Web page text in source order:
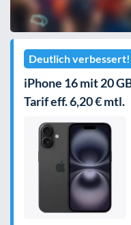
Deutlich verbessert!
iPhone 16 mit 20
Tarif eff. 6,20 € mtl.